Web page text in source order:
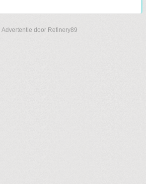
door Refinery89